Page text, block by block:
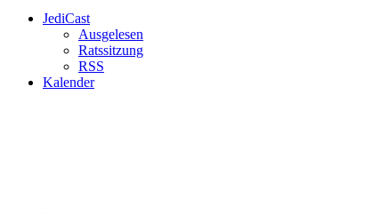
JediCast
Ausgelesen
Ratssitzung
RSS
Kalender